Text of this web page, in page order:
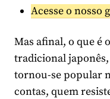
Acesse o nosso
Mas afinal, o que é
tradicional japonês,
tornou-se popular
contas, quem